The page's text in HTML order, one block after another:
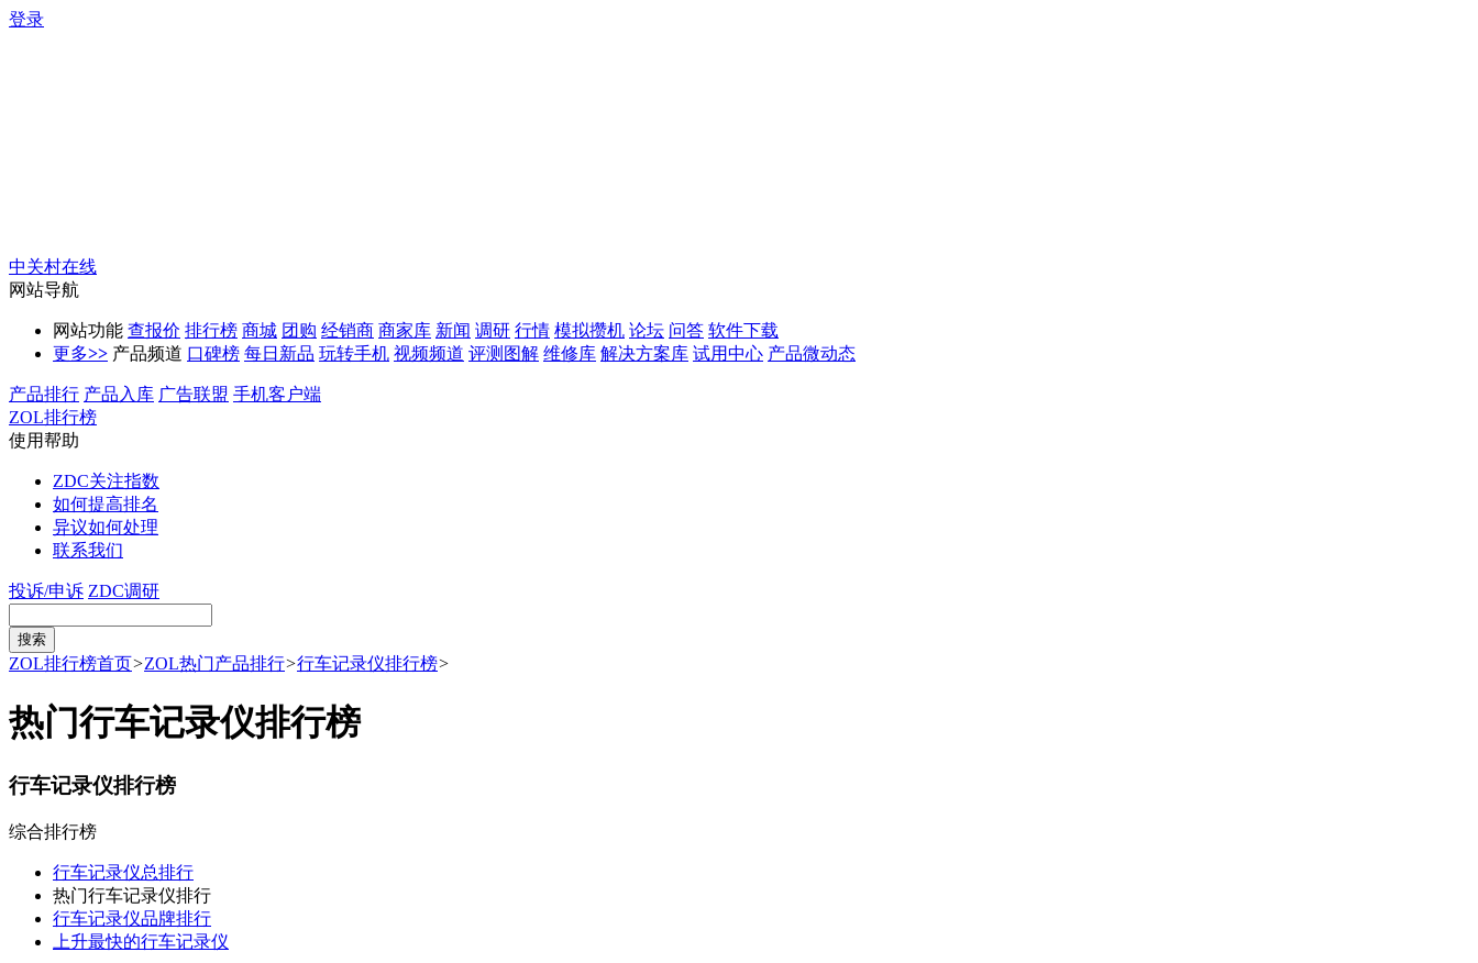
登录
中关村在线
网站导航
网站功能 查报价 排行榜 商城 团购 经销商 商家库 新闻 调研 行情 模拟攒机 论坛 问答 软件下载
更多>> 产品频道 口碑榜 每日新品 玩转手机 视频频道 评测图解 维修库 解决方案库 试用中心 产品微动态
产品排行 产品入库 广告联盟 手机客户端
ZOL排行榜
使用帮助
ZDC关注指数
如何提高排名
异议如何处理
联系我们
投诉/申诉 ZDC调研
ZOL排行榜首页>ZOL热门产品排行>行车记录仪排行榜>
热门行车记录仪排行榜
行车记录仪排行榜
综合排行榜
行车记录仪总排行
热门行车记录仪排行
行车记录仪品牌排行
上升最快的行车记录仪